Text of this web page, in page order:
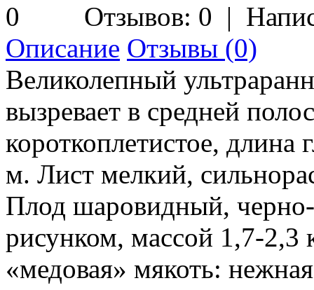
Отзывов: 0 |
Описание Отзывы (0)
Великолепный
вызревает в средней
короткоплетистое,
м. Лист мелкий,
Плод шаровидный,
рисунком, массой 1,7-2,3
«медовая» мякоть: